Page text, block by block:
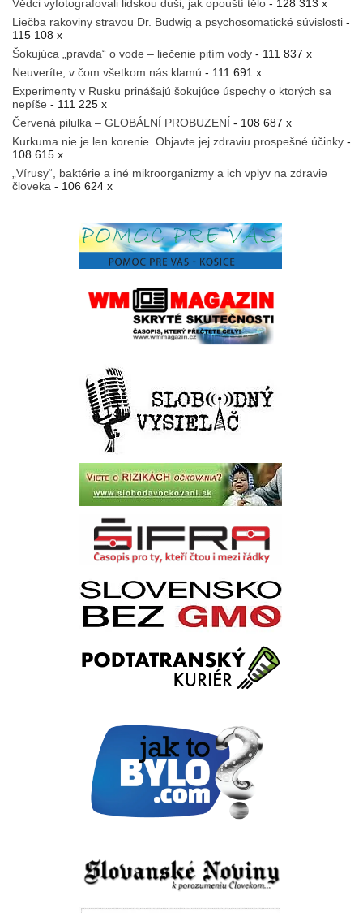
Vědci vyfotografovali lidskou duši, jak opouští tělo - 128 313 x
Liečba rakoviny stravou Dr. Budwig a psychosomatické súvislosti -
115 108 x
Šokujúca „pravda“ o vode – liečenie pitím vody - 111 837 x
Neuveríte, v čom všetkom nás klamú - 111 691 x
Experimenty v Rusku prinášajú šokujúce úspechy o ktorých sa
nepíše - 111 225 x
Červená pilulka – GLOBÁLNÍ PROBUZENÍ - 108 687 x
Kurkuma nie je len korenie. Objavte jej zdraviu prospešné účinky -
108 615 x
„Vírusy“, baktérie a iné mikroorganizmy a ich vplyv na zdravie
človeka - 106 624 x